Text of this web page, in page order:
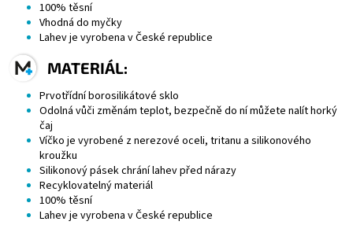
100% těsní
Vhodná do myčky
Lahev je vyrobena v České republice
MATERIÁL:
Prvotřídní borosilikátové sklo
Odolná vůči změnám teplot, bezpečně do ní můžete nalít horký
čaj
Víčko je vyrobené z nerezové oceli, tritanu a silikonového
kroužku
Silikonový pásek chrání lahev před nárazy
Recyklovatelný materiál
100% těsní
Lahev je vyrobena v České republice